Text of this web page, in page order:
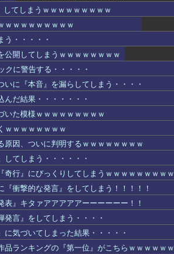
してしまうｗｗｗｗｗｗｗｗｗ
ｗｗｗｗｗｗｗｗｗ
う・・・・・
公開してしまうｗｗｗｗｗｗｗｗ
クに警告する・・・・・
いに『本音』を漏らしてしまう・・・・
んだ結果・・・・・・・
いた模様ｗｗｗｗｗｗｗｗｗ
ｗｗｗｗｗｗｗｗ
原因、ついに判明するｗｗｗｗｗｗｗｗ
してしまう・・・・・・
奇行』にびっくりしてしまうｗｗｗｗｗｗｗｗｗ
『衝撃的な発言』をしてしまう！！！！！
表』キタァアアアアアーーーーーー！！
発言』をしてしまう・・・・
に気づいてしまった結果・・・・・
品ランキングの『第一位』がこちらｗｗｗｗｗ